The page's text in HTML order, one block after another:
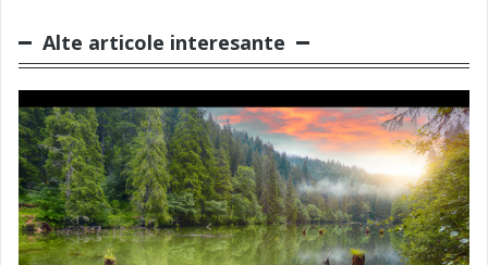
Alte articole interesante